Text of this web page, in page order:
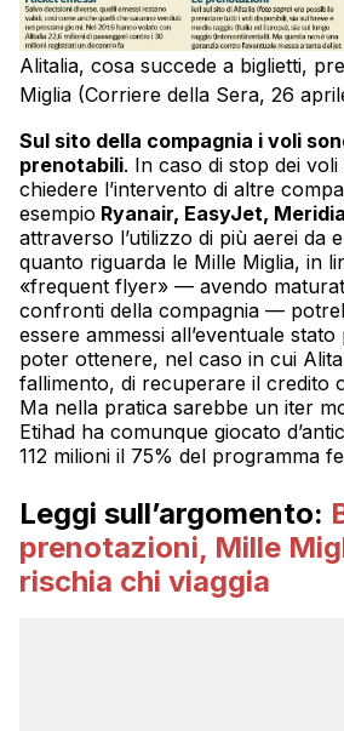
Alitalia, cosa succede a biglietti,
Miglia (Corriere della Sera, 26
Sul sito della compagnia i voli
prenotabili. In caso di stop dei
chiedere l’intervento di altre
esempio Ryanair, EasyJet,
attraverso l’utilizzo di più aerei da
quanto riguarda le Mille Miglia, in
«frequent flyer» — avendo
confronti della compagnia —
essere ammessi all’eventuale
poter ottenere, nel caso in cui
fallimento, di recuperare il credito
Ma nella pratica sarebbe un iter
Etihad ha comunque giocato
112 milioni il 75% del programma
Leggi sull’argomento:
prenotazioni, Mille
rischia chi viaggia